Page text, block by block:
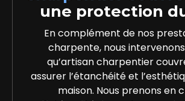
une protection
En complément de nos
charpente, nous
qu’artisan charpentier
assurer l’étanchéité et
maison. Nous prenons en